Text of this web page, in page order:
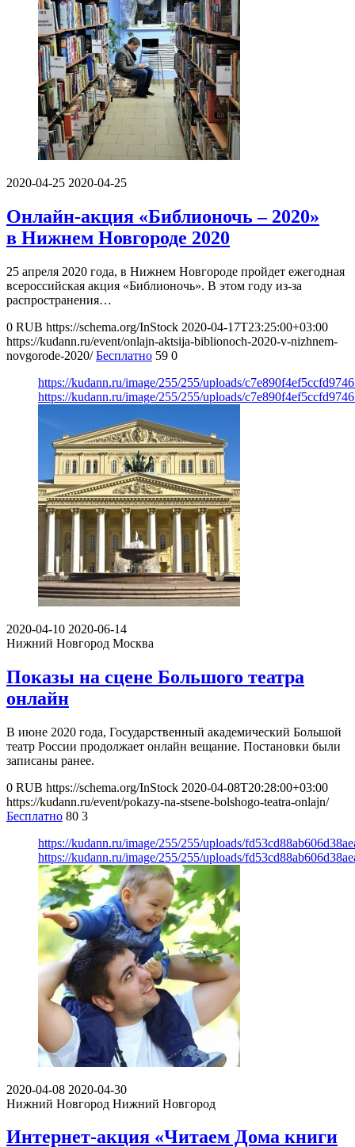
2020-04-25 2020-04-25
Онлайн-акция «Библионочь – 2020»
в Нижнем Новгороде 2020
25 апреля 2020 года, в Нижнем Новгороде пройдет ежегодная
всероссийская акция «Библионочь». В этом году из-за
распространения…
0 RUB https://schema.org/InStock 2020-04-17T23:25:00+03:00
https://kudann.ru/event/onlajn-aktsija-biblionoch-2020-v-nizhnem-
novgorode-2020/ Бесплатно 59 0
https://kudann.ru/image/255/255/uploads/
https://kudann.ru/image/255/255/uploads/
2020-04-10 2020-06-14
Нижний Новгород Москва
Показы на сцене Большого театра
онлайн
В июне 2020 года, Государственный академический Большой
театр России продолжает онлайн вещание. Постановки были
записаны ранее.
0 RUB https://schema.org/InStock 2020-04-08T20:28:00+03:00
https://kudann.ru/event/pokazy-na-stsene-bolshogo-teatra-onlajn/
Бесплатно 80 3
https://kudann.ru/image/255/255/uploads/
https://kudann.ru/image/255/255/uploads/
2020-04-08 2020-04-30
Нижний Новгород Нижний Новгород
Интернет-акция «Читаем Дома книги